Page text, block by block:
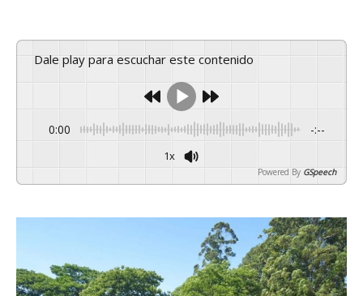
Dale play para escuchar este contenido
0:00 -:--
1x
Powered By GSpeech